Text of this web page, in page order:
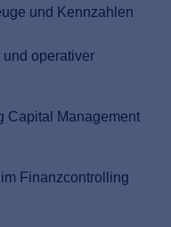
und Kennzahlen
und operativer
Capital Management
Finanzcontrolling